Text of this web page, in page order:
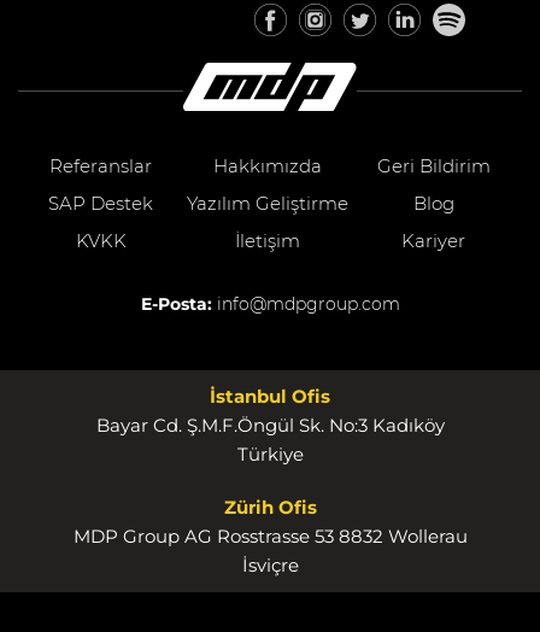
Referanslar Hakkımızda
Geri Bildirim
SAP Destek
Yazılım Geliştirme
Blog
KVKK
İletişim Kariyer
E-Posta: info@mdpgroup.com
İstanbul Ofis
Bayar Cd. Ş.M.F.Öngül Sk. No:3 Kadıköy
Türkiye
Zürih Ofis
MDP Group AG Rosstrasse 53 8832 Wollerau
İsviçre